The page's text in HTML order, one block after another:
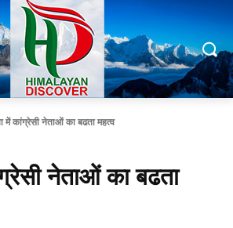
में कांग्रेसी नेताओं का बढता महत्व
नेताओं का बढता